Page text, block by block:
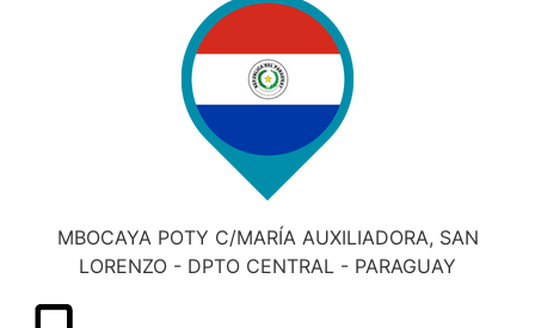
MBOCAYA POTY C/MARÍA AUXILIADORA, SAN
LORENZO - DPTO CENTRAL - PARAGUAY